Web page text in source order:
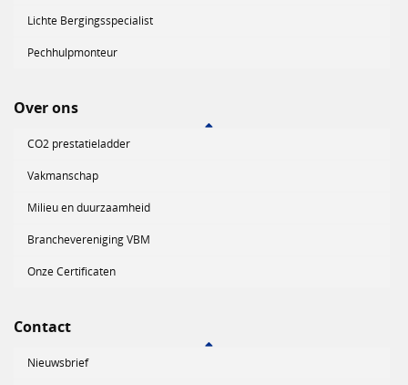
Lichte Bergingsspecialist
Pechhulpmonteur
Over ons
CO2 prestatieladder
Vakmanschap
Milieu en duurzaamheid
Branchevereniging VBM
Onze Certificaten
Contact
Nieuwsbrief